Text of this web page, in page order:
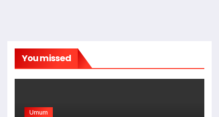
You missed
Umum